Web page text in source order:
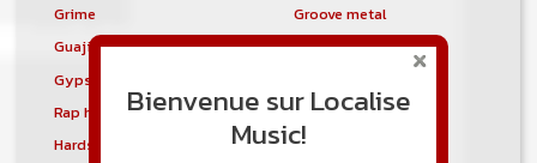
Grime
Groove metal
Guajira
Guaracha
Gypsy punk
Rap hardcore
Industrial hardcore
Hardstep
Hardstyle
Bienvenue sur Localise
Music!